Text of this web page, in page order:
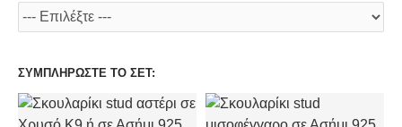
ΣΥΜΠΛΗΡΩΣΤΕ ΤΟ ΣΕΤ: